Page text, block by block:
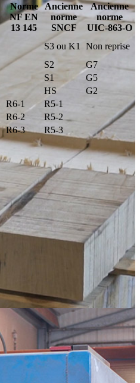
Norme
NF EN
13 145
Ancienne
norme
SNCF
Ancienne
norme
UIC-863-O
S3 ou K1
Non reprise
S2
G7
S1
G5
HS
G2
R6-1
R5-1
R6-2
R5-2
R6-3 R5-3